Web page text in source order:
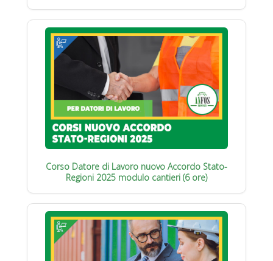
Corso Datore di Lavoro nuovo Accordo Stato-
Regioni 2025 modulo cantieri (6 ore)